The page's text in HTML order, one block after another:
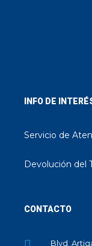
INFO DE
Servicio de
Devolución del
CONTACTO
Blvd.